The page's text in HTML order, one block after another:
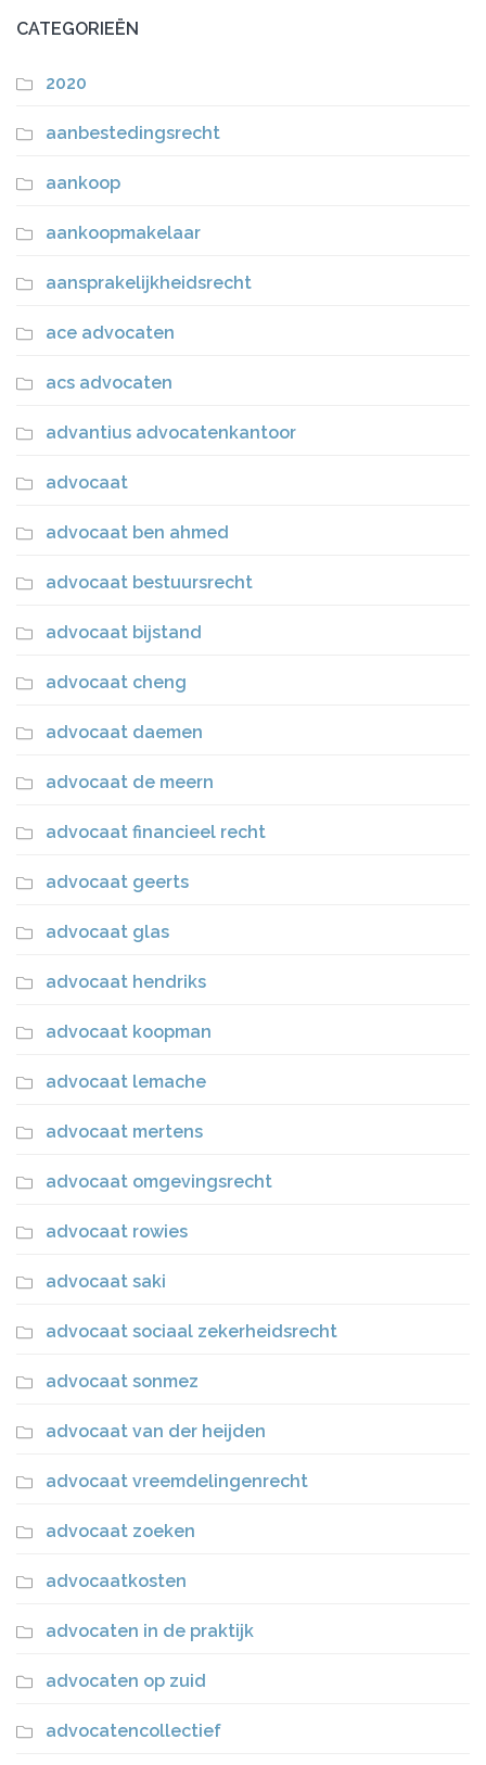
CATEGORIEËN
2020
aanbestedingsrecht
aankoop
aankoopmakelaar
aansprakelijkheidsrecht
ace advocaten
acs advocaten
advantius advocatenkantoor
advocaat
advocaat ben ahmed
advocaat bestuursrecht
advocaat bijstand
advocaat cheng
advocaat daemen
advocaat de meern
advocaat financieel recht
advocaat geerts
advocaat glas
advocaat hendriks
advocaat koopman
advocaat lemache
advocaat mertens
advocaat omgevingsrecht
advocaat rowies
advocaat saki
advocaat sociaal zekerheidsrecht
advocaat sonmez
advocaat van der heijden
advocaat vreemdelingenrecht
advocaat zoeken
advocaatkosten
advocaten in de praktijk
advocaten op zuid
advocatencollectief